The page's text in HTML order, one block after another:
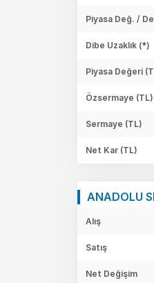
Piyasa Değ. /
Dibe Uzaklık (*)
Piyasa Değeri
Özsermaye
Sermaye (TL)
Net Kar (TL)
ANADOLU
Alış
Satış
Net Değişim